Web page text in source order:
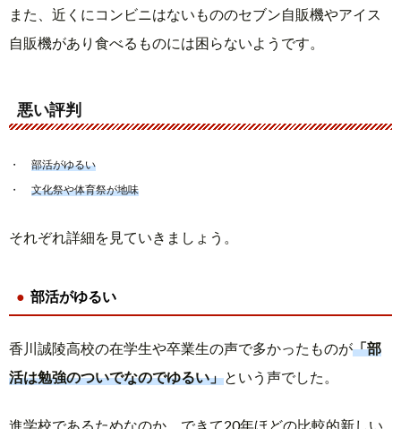
また、近くにコンビニはないもののセブン自販機やアイス
自販機があり食べるものには困らないようです。
悪い評判
部活がゆるい
文化祭や体育祭が地味
それぞれ詳細を見ていきましょう。
部活がゆるい
香川誠陵高校の在学生や卒業生の声で多かったものが「部
活は勉強のついでなのでゆるい」という声でした。
進学校であるためなのか、できて20年ほどの比較的新しい